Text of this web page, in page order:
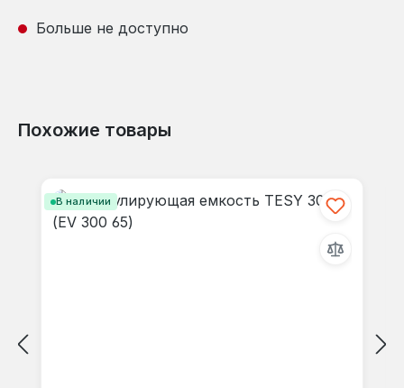
Больше не доступно
Похожие товары
В наличии